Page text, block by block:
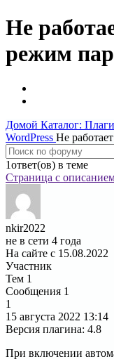
Не
режим
Домой Каталог:
WordPress Не
1ответ(ов) в теме
Страница c
nkir2022
не в сети 4 года
На сайте с 15.08.2022
Участник
Тем 1
Сообщения 1
1
15 августа 2022 13:14
Версия плагина: 4.8
При включении